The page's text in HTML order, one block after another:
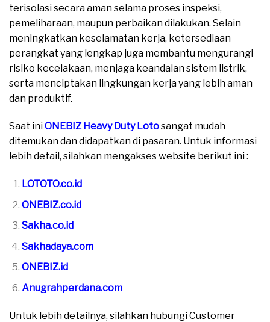
terisolasi secara aman selama proses inspeksi,
pemeliharaan, maupun perbaikan dilakukan. Selain
meningkatkan keselamatan kerja, ketersediaan
perangkat yang lengkap juga membantu mengurangi
risiko kecelakaan, menjaga keandalan sistem listrik,
serta menciptakan lingkungan kerja yang lebih aman
dan produktif.
Saat iniONEBIZ Heavy Duty Lotosangat mudah
ditemukan dan didapatkan di pasaran. Untuk informasi
lebih detail, silahkan mengakses website berikut ini :
LOTOTO.co.id
ONEBIZ.co.id
Sakha.co.id
Sakhadaya.com
ONEBIZ.id
Anugrahperdana.com
Untuk lebih detailnya, silahkan hubungi Customer